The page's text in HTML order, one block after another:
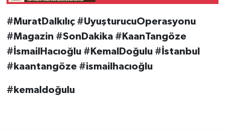
#MuratDalkılıç #UyuşturucuOperasyonu
#Magazin #SonDakika #KaanTangöze
#İsmailHacıoğlu #KemalDoğulu #İstanbul
#kaantangöze #ismailhacıoğlu
#kemaldoğulu